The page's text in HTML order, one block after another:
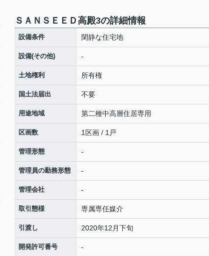
ＳＡＮＳＥＥＤ高殿3の詳細情報
設備条件 閑静な住宅地
設備(その他) -
土地権利 所有権
国土法届出 不要
用途地域 第二種中高層住居専用
区画数 1区画 / 1戸
管理形態 -
管理員の勤務形態 -
管理会社 -
取引態様 専属専任媒介
引渡し 2020年12月下旬
開発許可番号 -